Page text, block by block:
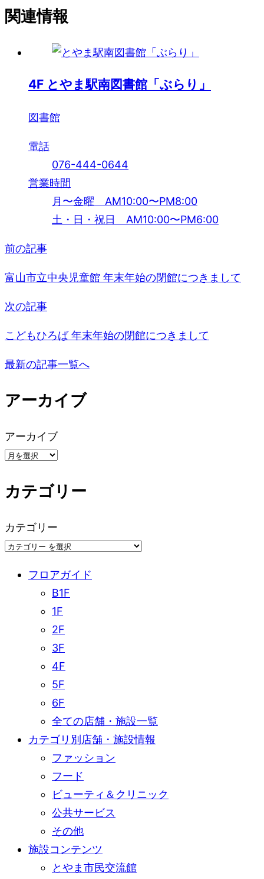
関連情報
4F とやま駅南図書館「ぶらり」
図書館
電話
076-444-0644
営業時間
月〜金曜 AM10:00〜PM8:00
土・日・祝日 AM10:00〜PM6:00
投
稿
ナ
ビ
ゲ
ー
ョ
前の記事
富山市立中央児童館 年末年始の閉館につきまして
次の記事
こどもひろば 年末年始の閉館につきまして
最新の記事一覧へ
アーカイブ
アーカイブ
カテゴリー
カテゴリー
フロアガイド
B1F
1F
2F
3F
4F
5F
6F
全ての店舗・施設一覧
カテゴリ別店舗・施設情報
ファッション
フード
ビューティ＆クリニック
公共サービス
その他
施設コンテンツ
とやま市民交流館